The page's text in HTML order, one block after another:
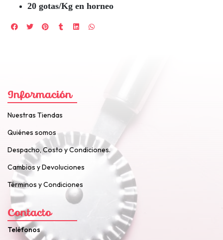
20 gotas/Kg en horneo
Información
Nuestras Tiendas
Quiénes somos
Despacho, Costo y Condiciones.
Cambios y Devoluciones
Términos y Condiciones
Contacto
Teléfonos